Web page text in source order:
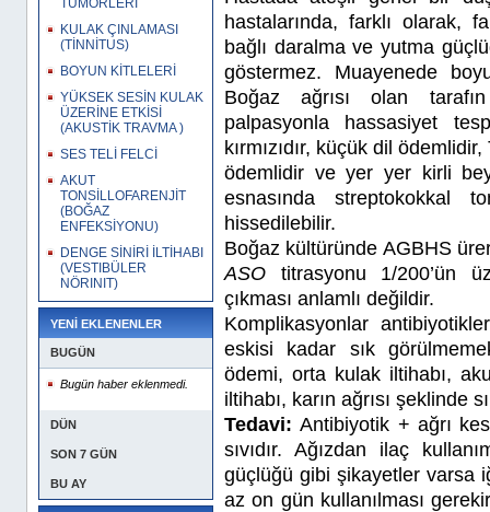
TÜMÖRLERİ
KULAK ÇINLAMASI
(TİNNİTUS)
BOYUN KİTLELERİ
YÜKSEK SESİN KULAK
ÜZERİNE ETKİSİ
(AKUSTİK TRAVMA )
SES TELİ FELCİ
AKUT
TONSİLLOFARENJİT
(BOĞAZ
ENFEKSİYONU)
DENGE SİNİRİ İLTİHABI
(VESTIBÜLER
NÖRINIT)
YENİ EKLENENLER
BUGÜN
Bugün haber eklenmedi.
DÜN
SON 7 GÜN
BU AY
hastalarında, farklı olarak,
bağlı daralma ve yutma
göstermez. Muayenede
Boğaz ağrısı olan
palpasyonla hassasiyet
kırmızıdır, küçük dil
ödemlidir ve yer yer kirli
esnasında streptokokkal
hissedilebilir.
Boğaz kültüründe AGBHS
ASO titrasyonu 1/200’ün
çıkması anlamlı değildir.
Komplikasyonlar
eskisi kadar sık
ödemi, orta kulak iltihabı,
iltihabı, karın ağrısı şeklinde
Tedavi:Antibiyotik + ağrı
sıvıdır. Ağızdan ilaç
güçlüğü gibi şikayetler varsa
az on gün kullanılması